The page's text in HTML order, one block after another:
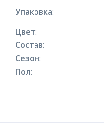
Упаковка:
Цвет:
Состав:
Сезон:
Пол: